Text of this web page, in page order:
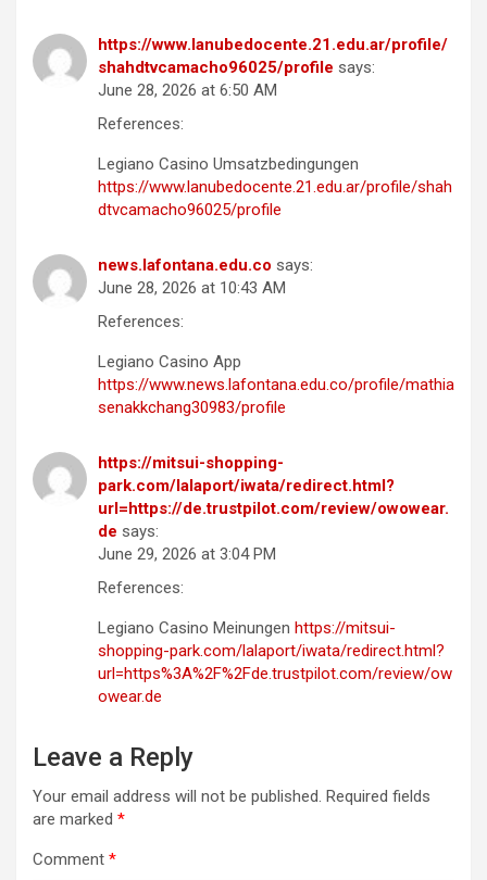
https://www.lanubedocente.21.edu.ar/profile/
shahdtvcamacho96025/profile says:
June 28, 2026 at 6:50 AM
References:
Legiano Casino Umsatzbedingungen
https://www.lanubedocente.21.edu.ar/profile/shah
dtvcamacho96025/profile
news.lafontana.edu.co says:
June 28, 2026 at 10:43 AM
References:
Legiano Casino App
https://www.news.lafontana.edu.co/profile/mathia
senakkchang30983/profile
https://mitsui-shopping-
park.com/lalaport/iwata/redirect.html?
url=https://de.trustpilot.com/review/owowear.
de says:
June 29, 2026 at 3:04 PM
References:
Legiano Casino Meinungen https://mitsui-
shopping-park.com/lalaport/iwata/redirect.html?
url=https%3A%2F%2Fde.trustpilot.com/review/ow
owear.de
Leave a Reply
Your email address will not be published. Required fields
are marked *
Comment *